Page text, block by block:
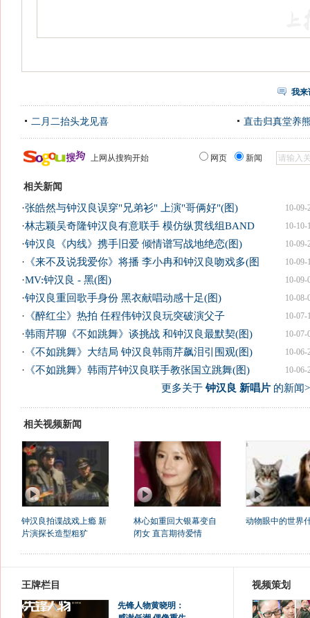
我来
二月二抬头龙见喜 直击归真堂养
上网从搜狗开始 网页 新闻
相关新闻
10-09-
·张皓然与钟汉良误穿"兄弟衫" 上演"哥俩好"(图)
10-10-
·林志颖吴奇隆钟汉良有意联手 模仿纵贯线组BAND
10-09-
·钟汉良《内线》携手旧爱 倾情谱写战地绝恋(图)
10-09-
· 《来不及说我爱你》将播 李小冉和钟汉良吻戏多(图
10-09-
·MV:钟汉良 - 黑(图)
10-08-
·钟汉良重回歌手身份 黑衣献唱动感十足(图)
10-07-
· 《醉红尘》热拍 任程伟钟汉良玩突破演父子
10-07-
·韩雨芹聊《不如跳舞》谈挑战 和钟汉良最默契(图)
10-06-
· 《不如跳舞》大结局 钟汉良韩雨芹飙泪引围观(图)
10-06-
· 《不如跳舞》韩雨芹钟汉良联手教张国立跳舞(图)
更多关于 钟汉良 新唱片的新闻
相关视频新闻
钟汉良拍谍战戏上瘾 新
片演探长造型粗犷
林心如重回大银幕变自
闭女 直言期待爱情
动物眼中的世界
王牌栏目
先锋人物黄晓明：
视频策划